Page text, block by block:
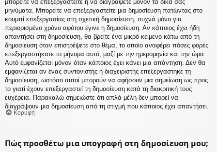
μπορείτε να επεξεργαστείτε ή να διαγράψετε μόνον τα δικά σας
μηνύματα. Μπορείτε να επεξεργαστείτε μια δημοσίευση πατώντας στο
κουμπί επεξεργασίας στη σχετική δημοσίευση, συχνά μόνο για
περιορισμένο χρόνο αφότου έγινε η δημοσίευση. Αν κάποιος έχει ήδη
απαντήσει στη δημοσίευση, θα βρείτε ένα μικρό κείμενο κάτω από τη
δημοσίευση όταν επιστρέψετε στο θέμα, το οποίο αναφέρει πόσες φορές
επεξεργαστήκατε το μήνυμα αυτό, μαζί με την ημερομηνία και την ώρα.
Αυτό εμφανίζεται μόνον όταν κάποιος έχει κάνει μια απάντηση. Δεν θα
εμφανίζεται αν ένας συντονιστής ή διαχειριστής επεξεργάστηκε τη
δημοσίευση, ωστόσο αυτοί μπορούν να αφήσουν μια σημείωση ως προς
το γιατί έχουν επεξεργαστεί τη δημοσίευση κατά τη διακριτική τους
ευχέρεια. Παρακαλώ σημειώστε ότι απλά μέλη δεν μπορεί να
διαγράψουν μια δημοσίευση από τη στιγμή που κάποιος έχει απαντήσει.
Κορυφή
Πώς προσθέτω μια υπογραφή στη δημοσίευση μου;